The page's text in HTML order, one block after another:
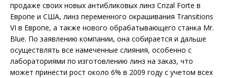
продаже своих новых антибликовых линз Crizal Forte в
Европе и США, линз переменного окрашивания Transitions
VI в Европе, а также нового обрабатывающего станка Mr.
Blue. По заявлению компании, она собирается и дальше
осуществлять все намеченные слияния, особенно с
лабораториями по изготовлению линз на заказ, что
может принести рост около 6% в 2009 году с учетом всех